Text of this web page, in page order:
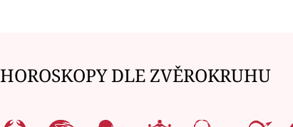
HOROSKOPY DLE ZVĚROKRUHU